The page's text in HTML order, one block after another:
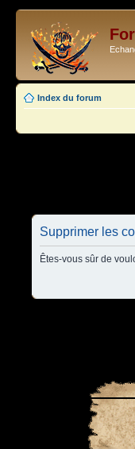
Index du forum
Supprimer les
Êtes-vous sûr de